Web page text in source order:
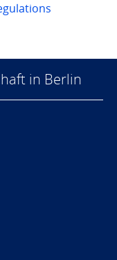
in Berlin